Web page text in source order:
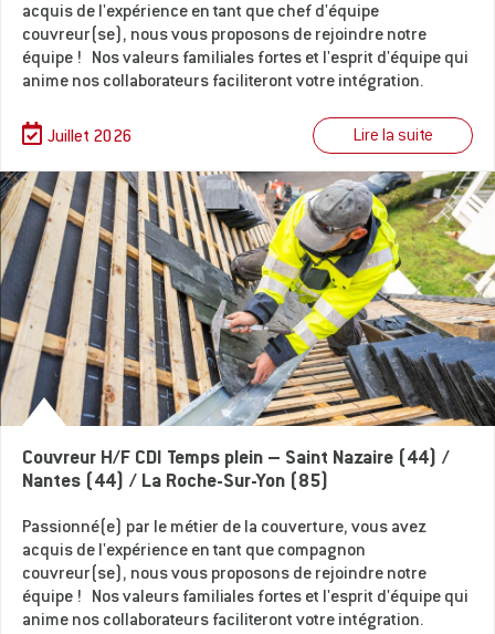
acquis de l'expérience en tant que chef d'équipe
couvreur(se), nous vous proposons de rejoindre notre
équipe ! Nos valeurs familiales fortes et l'esprit d'équipe qui
anime nos collaborateurs faciliteront votre intégration.
Juillet 2026 Lire la suite
Couvreur H/F CDI Temps plein – Saint Nazaire (44) /
Nantes (44) / La Roche-Sur-Yon (85)
Passionné(e) par le métier de la couverture, vous avez
acquis de l'expérience en tant que compagnon
couvreur(se), nous vous proposons de rejoindre notre
équipe ! Nos valeurs familiales fortes et l'esprit d'équipe qui
anime nos collaborateurs faciliteront votre intégration.